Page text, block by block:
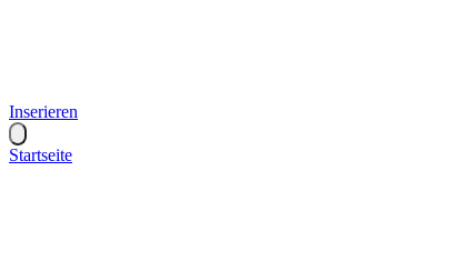
Inserieren
Startseite